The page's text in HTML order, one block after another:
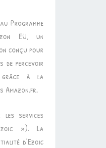
Programme
EU, un
conçu pour
de percevoir
grâce à la
Amazon.fr.
les services
»). La
d’Ezoic